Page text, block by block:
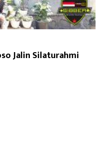
Jalin Silaturahmi